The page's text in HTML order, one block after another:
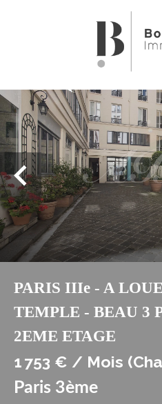
PARIS IIIe - A
TEMPLE - BEAU 3
2EME ETAGE
1 753 € / Mois
Paris 3ème